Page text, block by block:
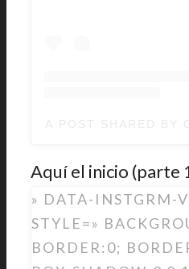
Aquí el inicio (parte
» DATA-INSTGRM-
STYLE=»
BORDER:0;